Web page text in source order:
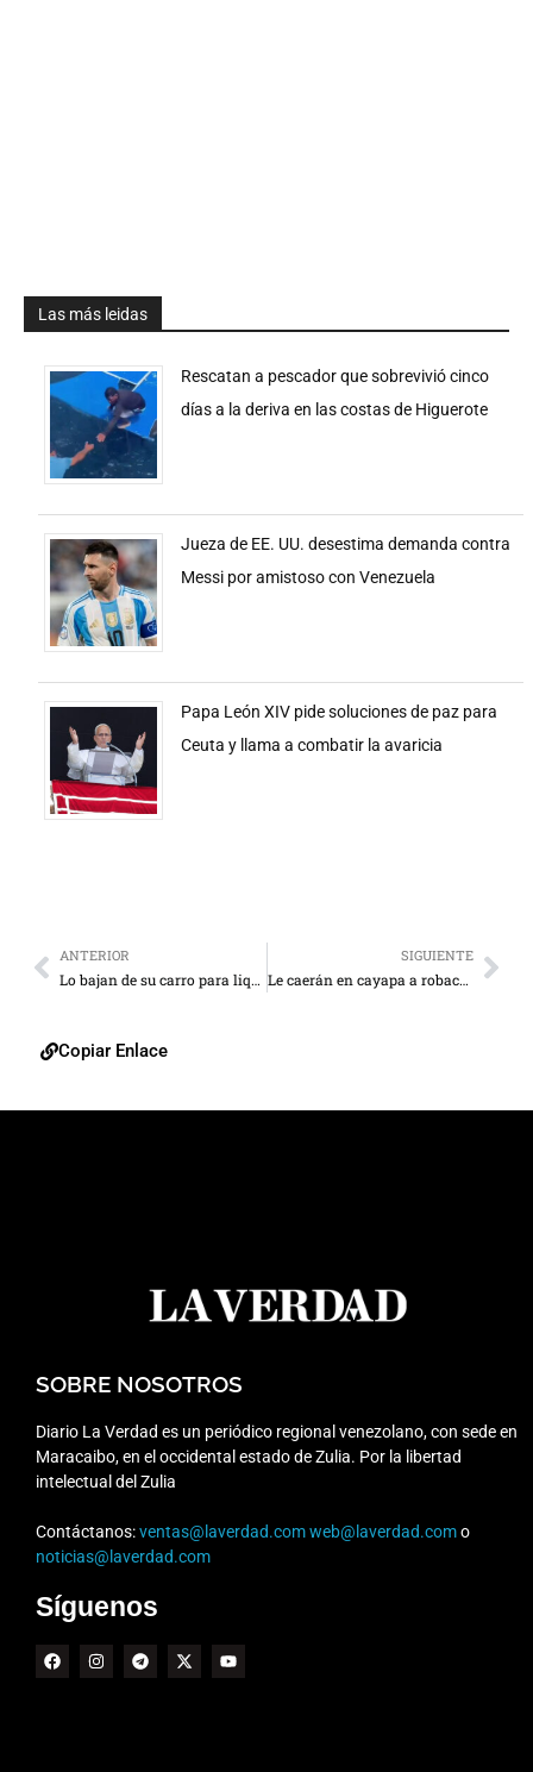
Las más leidas
Rescatan a pescador que sobrevivió cinco
días a la deriva en las costas de Higuerote
Jueza de EE. UU. desestima demanda contra
Messi por amistoso con Venezuela
Papa León XIV pide soluciones de paz para
Ceuta y llama a combatir la avaricia
ANTERIOR
Lo bajan de su carro para liquidarlo
SIGUIENTE
Le caerán en cayapa a robacarros en la COL
Copiar Enlace
SOBRE NOSOTROS
Diario La Verdad es un periódico regional venezolano, con sede en
Maracaibo, en el occidental estado de Zulia. Por la libertad
intelectual del Zulia
Contáctanos:ventas@laverdad.comweb@laverdad.como
noticias@laverdad.com
Síguenos